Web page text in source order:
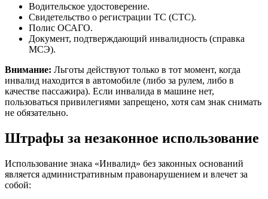
Водительское удостоверение.
Свидетельство о регистрации ТС (СТС).
Полис ОСАГО.
Документ, подтверждающий инвалидность (справка
МСЭ).
Внимание: Льготы действуют только в тот момент, когда
инвалид находится в автомобиле (либо за рулем, либо в
качестве пассажира). Если инвалида в машине нет,
пользоваться привилегиями запрещено, хотя сам знак снимать
не обязательно.
Штрафы за незаконное использование
Использование знака «Инвалид» без законных оснований
является административным правонарушением и влечет за
собой: